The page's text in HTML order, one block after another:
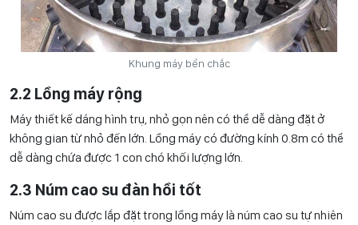
Khung máy bền chắc
2.2 Lồng máy rộng
Máy thiết kế dáng hình trụ, nhỏ gọn nên có thể dễ dàng đặt ở
không gian từ nhỏ đến lớn. Lồng máy có đường kính 0.8m có thể
dễ dàng chứa được 1 con chó khối lượng lớn.
2.3 Núm cao su đàn hồi tốt
Núm cao su được lắp đặt trong lồng máy là núm cao su tự nhiên